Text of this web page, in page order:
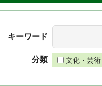
キーワード
分類 文化・芸術